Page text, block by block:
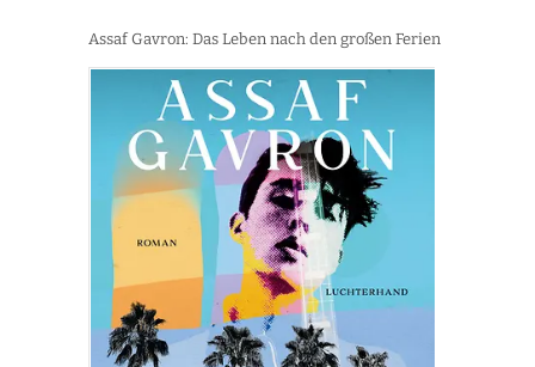
Assaf Gavron: Das Leben nach den großen Ferien